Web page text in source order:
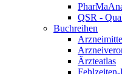
QSR -
Buchreihen
Ärzteatlas